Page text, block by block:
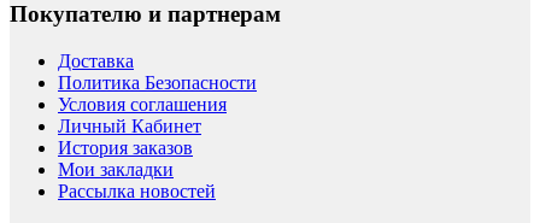
Покупателю и партнерам
Доставка
Политика Безопасности
Условия соглашения
Личный Кабинет
История заказов
Мои закладки
Рассылка новостей